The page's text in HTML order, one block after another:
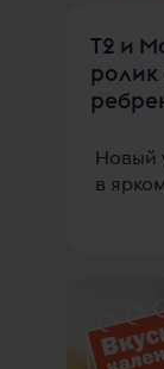
Т2 и
Новый
в